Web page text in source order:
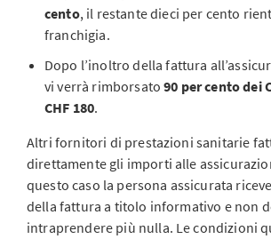
cento, il restante dieci per cento
franchigia.
Dopo l’inoltro della fattura
vi verrà rimborsato90 per cento dei
CHF 180.
Altri fornitori di prestazioni sanitarie
direttamente gli importi alle
questo caso la persona assicurata
della fattura a titolo informativo e non
intraprendere più nulla. Le condizioni